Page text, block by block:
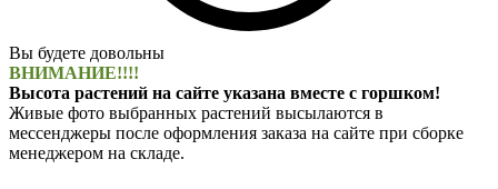
Вы будете довольны
ВНИМАНИЕ!!!!
Высота растений на сайте указана вместе с горшком!
Живые фото выбранных растений высылаются в
мессенджеры после оформления заказа на сайте при сборке
менеджером на складе.